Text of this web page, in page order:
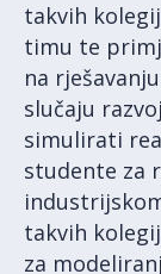
takvih
timu te
na
slučaju
simulirati
studente za
takvih
za